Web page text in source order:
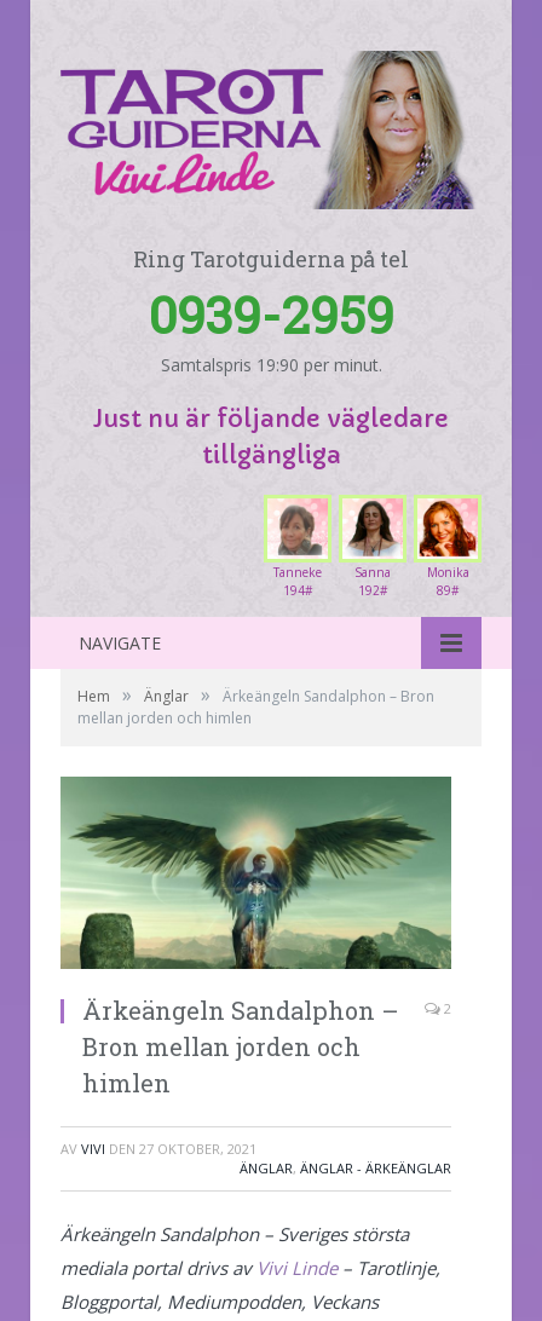
Ring Tarotguiderna på tel
0939-2959
Samtalspris 19:90 per minut.
Just nu är följande vägledare
tillgängliga
Monika
89#
Sanna
192#
Tanneke
194#
NAVIGATE
Hem » Änglar »
Ärkeängeln Sandalphon – Bron
mellan jorden och himlen
Ärkeängeln Sandalphon –
Bron mellan jorden och
himlen
2
AV VIVI DEN 27 OKTOBER, 2021
ÄNGLAR, ÄNGLAR - ÄRKEÄNGLAR
Ärkeängeln Sandalphon – Sveriges största
mediala portal drivs av Vivi Linde– Tarotlinje,
Bloggportal, Mediumpodden, Veckans